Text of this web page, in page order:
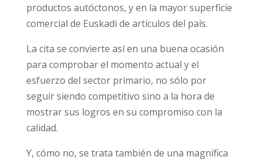
productos autóctonos, y en la mayor superficie
comercial de Euskadi de artículos del país.
La cita se convierte así en una buena ocasión
para comprobar el momento actual y el
esfuerzo del sector primario, no sólo por
seguir siendo competitivo sino a la hora de
mostrar sus logros en su compromiso con la
calidad.
Y, cómo no, se trata también de una magnífica